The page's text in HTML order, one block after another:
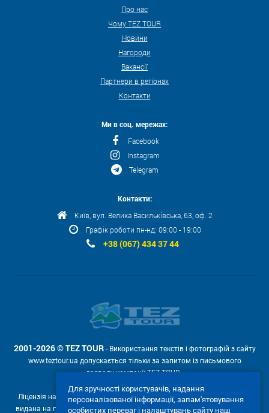
Про нас
Чому TEZ TOUR
Новини
Нагороди
Вакансії
Партнери в регіонах
Контакти
Ми в соц. мережах:
Facebook
Instagram
Telegram
Контакти:
Київ, вул. Велика Васильківська, 63, оф. 2
Графік роботи пн-нд: 09:00 - 19:00
+38 (067) 434 37 44
2001-2026 © TEZ TOUR - Використання текстів і фотографій з сайту
www.teztour.ua допускається тільки за запитом із письмового
дозволу компанії TEZ TOUR .
Ліцензія на провадження туроператорської діяльності АВ №566448
видана на підставі рішення Державної служби туризму і курортів від
Для зручності користувачів, надання
персоналізованої інформації, запам'ятовування
особистих переваг і налаштувань сайту наш